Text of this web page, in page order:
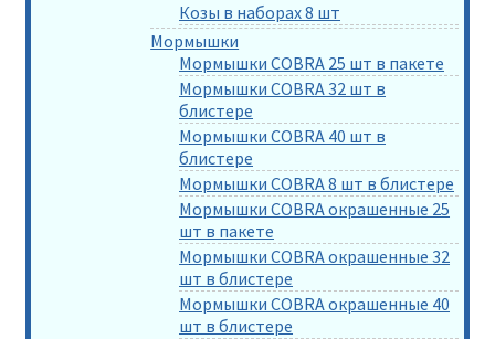
Козы в наборах 8 шт
Мормышки
Мормышки COBRA 25 шт в пакете
Мормышки COBRA 32 шт в
блистере
Мормышки COBRA 40 шт в
блистере
Мормышки COBRA 8 шт в блистере
Мормышки COBRA окрашенные 25
шт в пакете
Мормышки COBRA окрашенные 32
шт в блистере
Мормышки COBRA окрашенные 40
шт в блистере